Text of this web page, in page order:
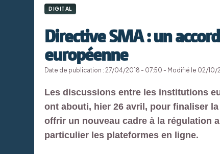
DIGITAL
Directive SMA : un
européenne
Date de publication : 27/04/2018 - 07:50 - Modifié le 02/10/
Les discussions entre les institutions
ont abouti, hier 26 avril, pour finaliser
offrir un nouveau cadre à la régulation
particulier les plateformes en ligne.